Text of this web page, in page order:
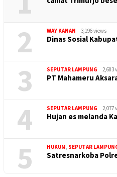
2 WAY KANAN 3,196 views
Dinas Sosial
3 SEPUTAR LAMPUNG 2,683
PT Mahameru
4 SEPUTAR LAMPUNG 2,077
Hujan es melanda
5 HUKUM SEPUTAR
Satresnarkoba